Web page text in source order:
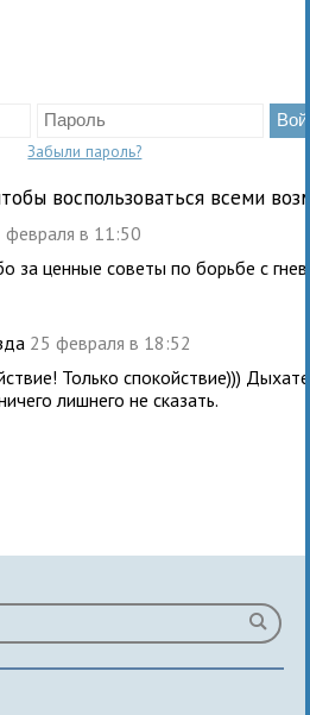
Забыли пароль?
воспользоваться всеми
февраля в 11:50
за ценные советы по борьбе с
25 февраля в 18:52
Только спокойствие)))
лишнего не сказать.